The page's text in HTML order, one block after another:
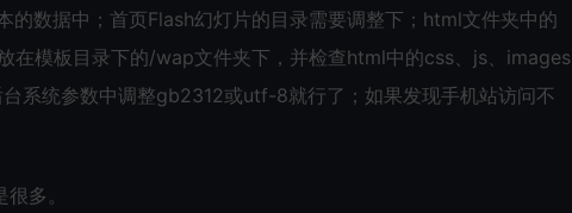
数据中；首页Flash幻灯片的目录需要调整下；html文件夹中的
模板目录下的/wap文件夹下，并检查html中的css、js、images
系统参数中调整gb2312或utf-8就行了；如果发现手机站访问不
多。